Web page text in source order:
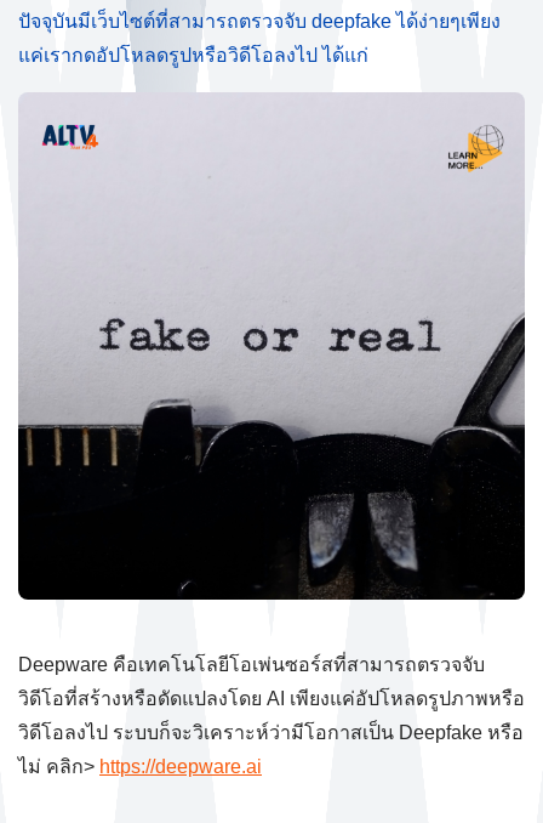
ปัจจุบันมีเว็บไซต์ที่สามารถตรวจจับ deepfake ได้ง่ายๆเพียง
แค่เรากดอัปโหลดรูปหรือวิดีโอลงไป ได้แก่
Deepware คือเทคโนโลยีโอเพ่นซอร์สที่สามารถตรวจจับ
วิดีโอที่สร้างหรือดัดแปลงโดย AI เพียงแค่อัปโหลดรูปภาพหรือ
วิดีโอลงไป ระบบก็จะวิเคราะห์ว่ามีโอกาสเป็น Deepfake หรือ
ไม่ คลิก> https://deepware.ai